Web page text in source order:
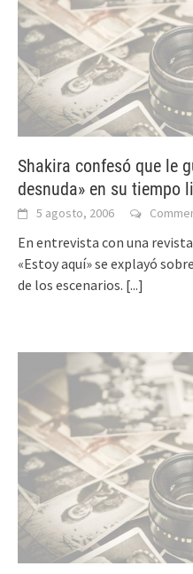
Shakira confesó que le
desnuda» en su tiempo
5 agosto, 2006
En entrevista con una
«Estoy aquí» se explayó
de los escenarios. [...]